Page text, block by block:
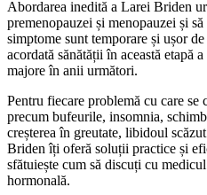
Abordarea inedită a Larei Briden
premenopauzei și menopauzei și
simptome sunt temporare și ușor
acordată sănătății în această etapă
majore în anii următori.
Pentru fiecare problemă cu care
precum bufeurile, insomnia,
creșterea în greutate, libidoul
Briden îți oferă soluții practice și
sfătuiește cum să discuți cu
hormonală.